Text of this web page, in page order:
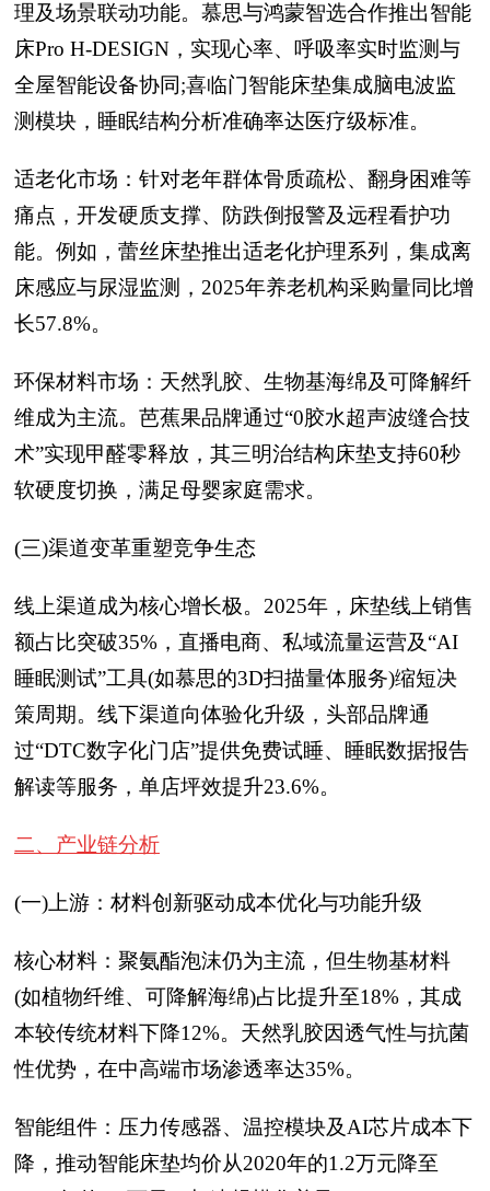
理及场景联动功能。慕思与鸿蒙智选合作推出智能
床Pro H-DESIGN，实现心率、呼吸率实时监测与
全屋智能设备协同;喜临门智能床垫集成脑电波监
测模块，睡眠结构分析准确率达医疗级标准。
适老化市场：针对老年群体骨质疏松、翻身困难等
痛点，开发硬质支撑、防跌倒报警及远程看护功
能。例如，蕾丝床垫推出适老化护理系列，集成离
床感应与尿湿监测，2025年养老机构采购量同比增
长57.8%。
环保材料市场：天然乳胶、生物基海绵及可降解纤
维成为主流。芭蕉果品牌通过“0胶水超声波缝合技
术”实现甲醛零释放，其三明治结构床垫支持60秒
软硬度切换，满足母婴家庭需求。
(三)渠道变革重塑竞争生态
线上渠道成为核心增长极。2025年，床垫线上销售
额占比突破35%，直播电商、私域流量运营及“AI
睡眠测试”工具(如慕思的3D扫描量体服务)缩短决
策周期。线下渠道向体验化升级，头部品牌通
过“DTC数字化门店”提供免费试睡、睡眠数据报告
解读等服务，单店坪效提升23.6%。
二、产业链分析
(一)上游：材料创新驱动成本优化与功能升级
核心材料：聚氨酯泡沫仍为主流，但生物基材料
(如植物纤维、可降解海绵)占比提升至18%，其成
本较传统材料下降12%。天然乳胶因透气性与抗菌
性优势，在中高端市场渗透率达35%。
智能组件：压力传感器、温控模块及AI芯片成本下
降，推动智能床垫均价从2020年的1.2万元降至